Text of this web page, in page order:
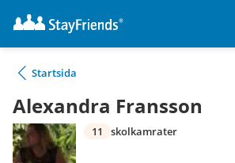
Startsida
Alexandra Fransson
11 skolkamrater